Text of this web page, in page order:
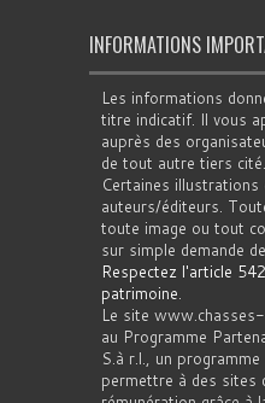
INFORMATIONS
Les informations
titre indicatif. Il vous
auprès des
de tout autre tiers cité.
Certaines
auteurs/éditeurs.
toute image ou tout
sur simple demande
Respectez l'article
patrimoine.
Le site
au Programme
S.à r.l., un
permettre à des sites